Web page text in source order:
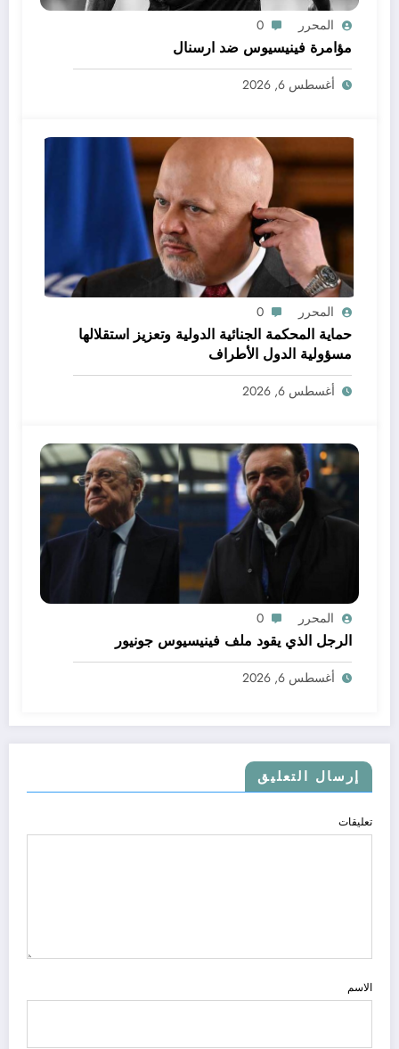
المحرر 0
مؤامرة فينيسيوس ضد ارسنال
أغسطس 6, 2026
المحرر 0
حماية المحكمة الجنائية الدولية وتعزيز استقلالها
مسؤولية الدول الأطراف
أغسطس 6, 2026
المحرر 0
الرجل الذي يقود ملف فينيسيوس جونيور
أغسطس 6, 2026
إرسال التعليق
تعليقات
الاسم